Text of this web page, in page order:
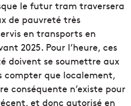
le futur tram traversera
de pauvreté très
en transports en
2025. Pour l’heure, ces
doivent se soumettre aux
compter que localement,
conséquente n’existe pour
et donc autorisé en